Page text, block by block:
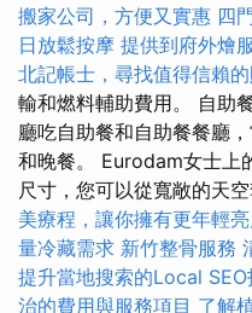
搬家公司，方便又實惠 四
日放鬆按摩 提供到府外燴
北記帳士，尋找值得信賴
輸和燃料輔助費用。 自助
廳吃自助餐和自助餐餐廳
和晚餐。 Eurodam女士上
尺寸，您可以從寬敞的天
美療程，讓你擁有更年輕
量冷藏需求 新竹整骨服務
提升當地搜索的Local SEO
治的費用與服務項目 了解